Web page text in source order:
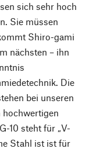
sich sehr hoch
Sie müssen
Shiro-gami
nächsten – ihn
Die
bei unseren
hochwertigen
10 steht für „V-
Stahl ist ist für